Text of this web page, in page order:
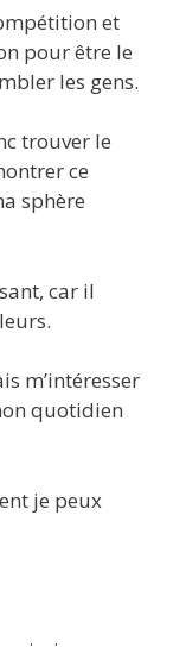
et
pour être le
les gens.
trouver le
ce
sphère
car il
m’intéresser
quotidien
je peux